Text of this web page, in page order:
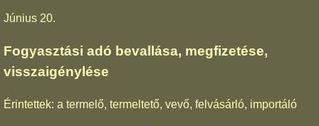
Június 20.
Fogyasztási adó bevallása, megfizetése,
visszaigénylése
Érintettek: a termelő, termeltető, vevő, felvásárló, importáló